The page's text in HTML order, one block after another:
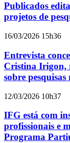
Publicados
projetos de
16/03/2026 15h36
Entrevista
Cristina Irigon,
sobre
12/03/2026 10h37
IFG está com
profissionais e
Programa